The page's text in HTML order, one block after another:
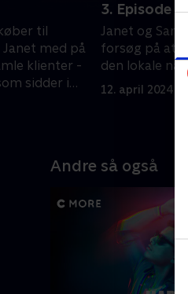
til
med på
klienter -
sidder i
3. Episode 3
Janet og
forsøg på at
den lokale
12. april 2024 •
Andre så også